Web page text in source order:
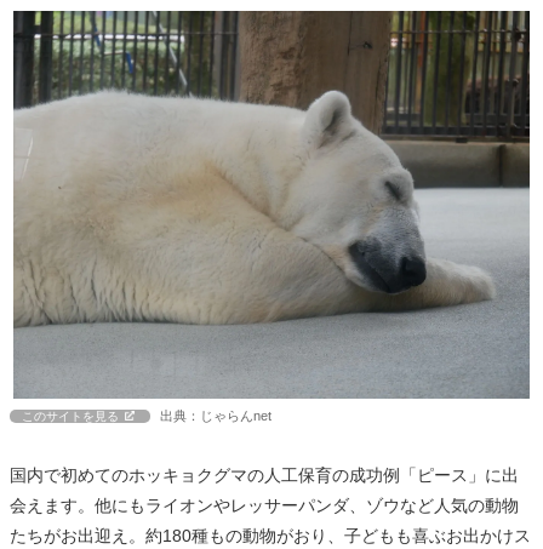
このサイトを見る 出典：じゃらんnet
国内で初めてのホッキョクグマの人工保育の成功例「ピース」に出
会えます。他にもライオンやレッサーパンダ、ゾウなど人気の動物
たちがお出迎え。約180種もの動物がおり、子どもも喜ぶお出かけス